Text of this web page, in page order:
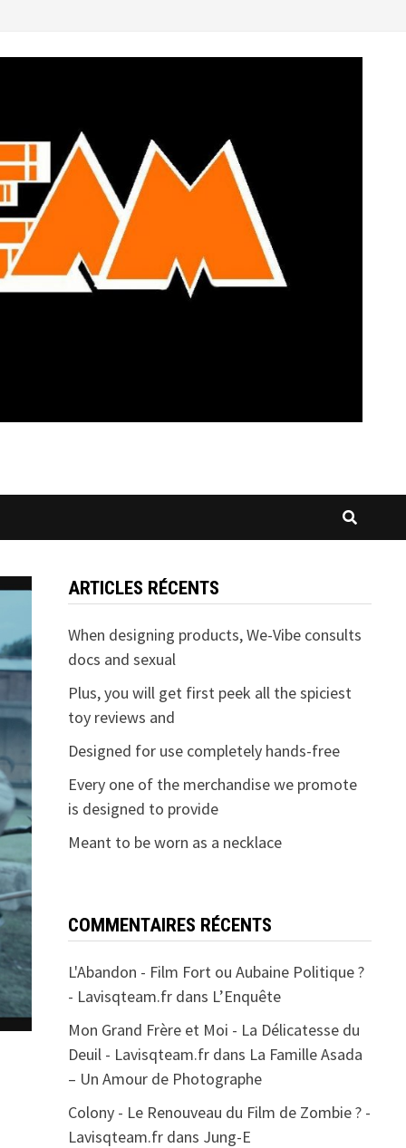
ARTICLES RÉCENTS
When designing products, We-Vibe consults
docs and sexual
Plus, you will get first peek all the spiciest
toy reviews and
Designed for use completely hands-free
Every one of the merchandise we promote
is designed to provide
Meant to be worn as a necklace
COMMENTAIRES RÉCENTS
L'Abandon - Film Fort ou Aubaine Politique ?
- Lavisqteam.frdans L’Enquête
Mon Grand Frère et Moi - La Délicatesse du
Deuil - Lavisqteam.frdans La Famille Asada
– Un Amour de Photographe
Colony - Le Renouveau du Film de Zombie ? -
Lavisqteam.frdans Jung-E